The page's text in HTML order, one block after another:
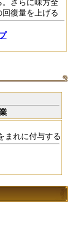
さらに味方全
復量を上げる
まれに付与する